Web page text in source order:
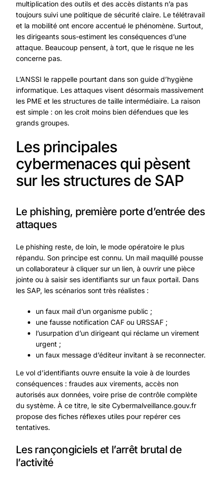
multiplication des outils et des accès distants n’a pas
toujours suivi une politique de sécurité claire. Le télétravail
et la mobilité ont encore accentué le phénomène. Surtout,
les dirigeants sous-estiment les conséquences d’une
attaque. Beaucoup pensent, à tort, que le risque ne les
concerne pas.
L’ANSSI le rappelle pourtant dans son guide d’hygiène
informatique. Les attaques visent désormais massivement
les PME et les structures de taille intermédiaire. La raison
est simple : on les croit moins bien défendues que les
grands groupes.
Les principales
cybermenaces qui pèsent
sur les structures de SAP
Le phishing, première porte d’entrée des
attaques
Le phishing reste, de loin, le mode opératoire le plus
répandu. Son principe est connu. Un mail maquillé pousse
un collaborateur à cliquer sur un lien, à ouvrir une pièce
jointe ou à saisir ses identifiants sur un faux portail. Dans
les SAP, les scénarios sont très réalistes :
un faux mail d’un organisme public ;
une fausse notification CAF ou URSSAF ;
l’usurpation d’un dirigeant qui réclame un virement
urgent ;
un faux message d’éditeur invitant à se reconnecter.
Le vol d’identifiants ouvre ensuite la voie à de lourdes
conséquences : fraudes aux virements, accès non
autorisés aux données, voire prise de contrôle complète
du système. À ce titre, le site Cybermalveillance.gouv.fr
propose des fiches réflexes utiles pour repérer ces
tentatives.
Les rançongiciels et l’arrêt brutal de
l’activité